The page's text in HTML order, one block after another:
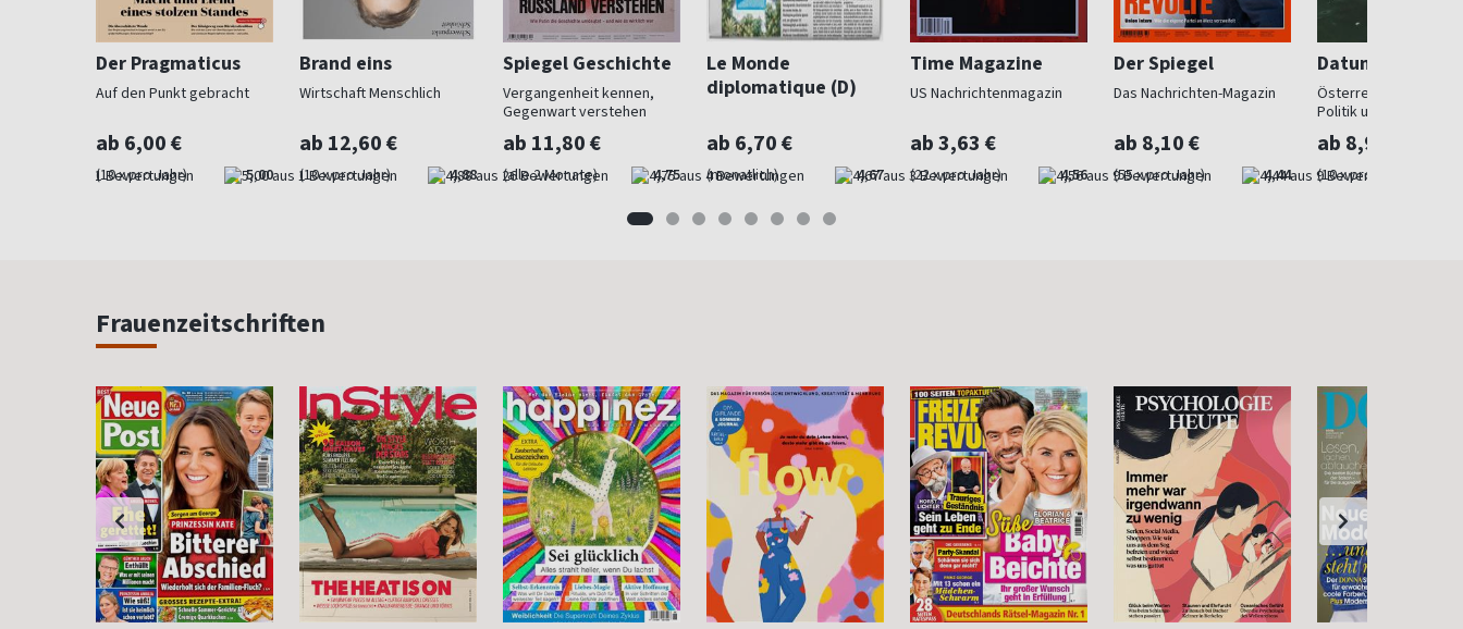
Der Pragmaticus
Auf den Punkt gebracht
ab 6,00 €
(10 x pro Jahr) 5,00
Brand eins
Wirtschaft Menschlich
ab 12,60 €
(10 x pro Jahr) 4,88
Spiegel Geschichte
Vergangenheit kennen,
Gegenwart verstehen
ab 11,80 €
(alle 2 Monate) 4,75
Le Monde
diplomatique (D)
ab 6,70 €
(monatlich) 4,67
Time Magazine
US Nachrichtenmagazin
ab 3,63 €
(22 x pro Jahr) 4,56
Der Spiegel
Das Nachrichten-Magazin
ab 8,10 €
(55 x pro Jahr) 4,44
Datum
Österreichs Magazin
Politik und
ab 8,90 €
(10 x pro Jahr)
Frauenzeitschriften